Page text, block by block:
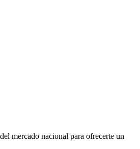
mercado nacional para ofrecerte un